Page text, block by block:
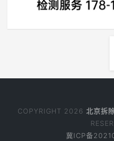
COPYRIGHT 2026 北京拆
冀ICP备